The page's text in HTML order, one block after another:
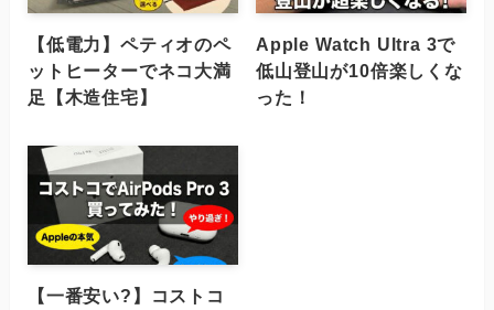
【低電力】ペティオのペ
ットヒーターでネコ大満
足【木造住宅】
Apple Watch Ultra 3で
低山登山が10倍楽しくな
った！
【一番安い?】コストコ